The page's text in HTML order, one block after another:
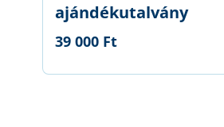
ajándékutalvány
39 000 Ft